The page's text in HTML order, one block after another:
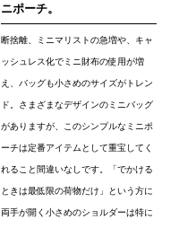
ニポーチ。
断捨離、ミニマリストの急増や、キャ
ッシュレス化でミニ財布の使用が増
え、バッグも小さめのサイズがトレン
ド。さまざまなデザインのミニバッグ
がありますが、このシンプルなミニポ
ーチは定番アイテムとして重宝してく
れること間違いなしです。「でかける
ときは最低限の荷物だけ」という方に
両手が開く小さめのショルダーは特に